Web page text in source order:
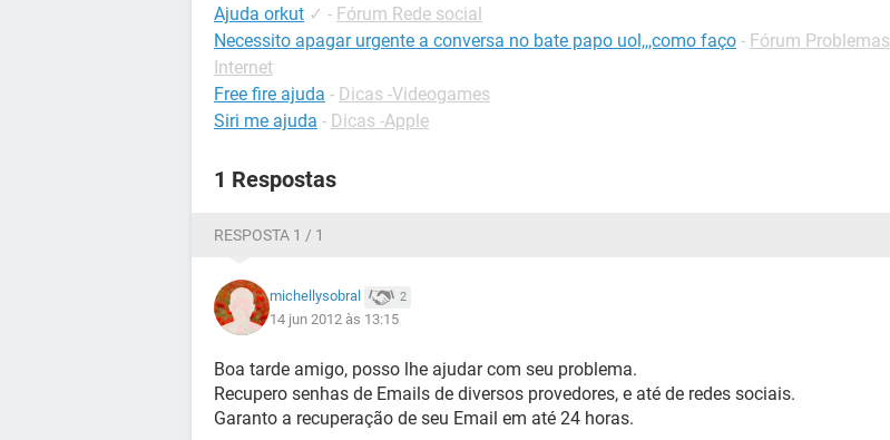
Ajuda orkut ✓ - Fórum Rede social
Necessito apagar urgente a conversa no bate papo uol,,,como faço - Fórum Problemas
Internet
Free fire ajuda - Dicas -Videogames
Siri me ajuda - Dicas -Apple
1 Respostas
RESPOSTA 1 / 1
michellysobral 2
14 jun 2012 às 13:15
Boa tarde amigo, posso lhe ajudar com seu problema.
Recupero senhas de Emails de diversos provedores, e até de redes sociais.
Garanto a recuperação de seu Email em até 24 horas.